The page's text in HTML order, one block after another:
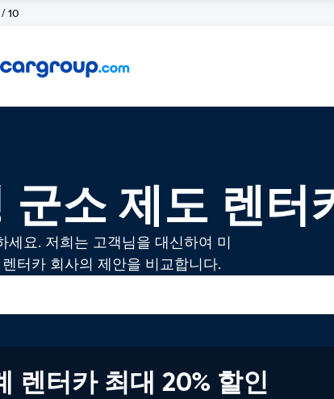
/ 10
군소 제도 렌터
세요. 저희는 고객님을 대신하여 미
터카 회사의 제안을 비교합니다.
렌터카 최대 20% 할인